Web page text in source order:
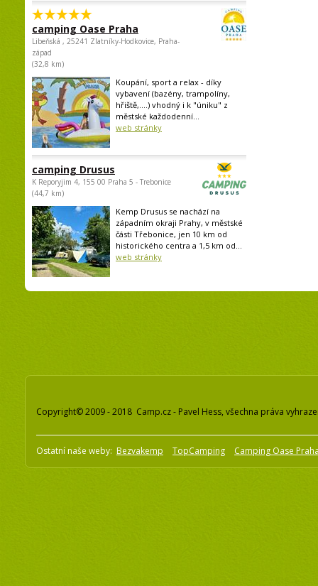
camping Oase Praha
Libeňská , 25241 Zlatníky-Hodkovice, Praha-
západ
(32,8 km)
Koupání, sport a relax - díky
vybavení (bazény, trampolíny,
hřiště,....) vhodný i k "úniku" z
městské každodenní...
web stránky
camping Drusus
K Reporyjim 4, 155 00 Praha 5 - Trebonice
(44,7 km)
Kemp Drusus se nachází na
západním okraji Prahy, v městské
části Třebonice, jen 10 km od
historického centra a 1,5 km od...
web stránky
Copyright© 2009 - 2018 Camp.cz - Pavel Hess, všechna práva
Ostatní naše weby: Bezvakemp TopCamping Camping Oase